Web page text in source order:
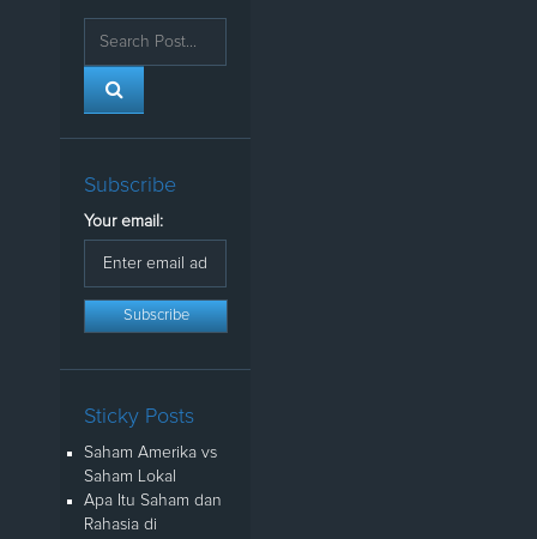
Subscribe
Your email:
Sticky Posts
Saham Amerika vs
Saham Lokal
Apa Itu Saham dan
Rahasia di